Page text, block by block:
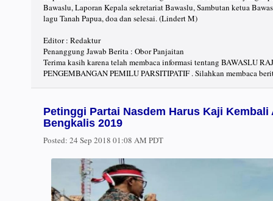
Bawaslu, Laporan Kepala sekretariat Bawaslu, Sambutan ketua
lagu Tanah Papua, doa dan selesai. (Lindert M)
Editor : Redaktur
Penanggung Jawab Berita : Obor Panjaitan
Terima kasih karena telah membaca informasi tentang BAWASLU
PENGEMBANGAN PEMILU PARSITIPATIF . Silahkan membaca
Petinggi Partai Nasdem Harus Kaji Kembali
Bengkalis 2019
Posted: 24 Sep 2018 01:08 AM PDT